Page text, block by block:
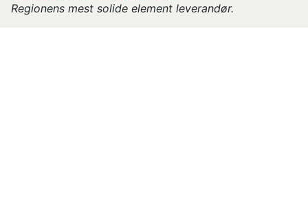
Regionens mest solide element leverandør.